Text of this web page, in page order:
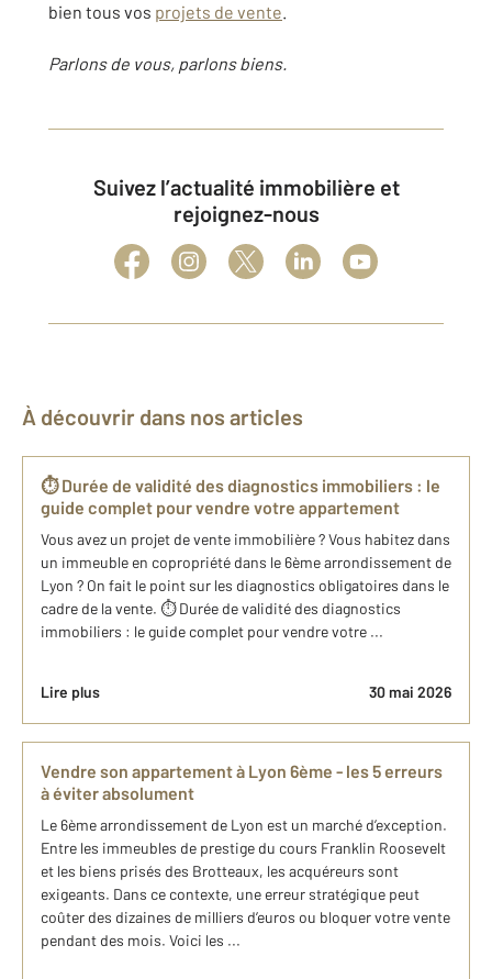
bien tous vos projets de vente.
Parlons de vous, parlons biens.
Suivez l’actualité immobilière et
rejoignez-nous
À découvrir dans nos articles
⏱️ Durée de validité des diagnostics immobiliers : le
guide complet pour vendre votre appartement
Vous avez un projet de vente immobilière ? Vous habitez dans
un immeuble en copropriété dans le 6ème arrondissement de
Lyon ? On fait le point sur les diagnostics obligatoires dans le
cadre de la vente. ⏱️ Durée de validité des diagnostics
immobiliers : le guide complet pour vendre votre ...
Lire plus 30 mai 2026
Vendre son appartement à Lyon 6ème - les 5 erreurs
à éviter absolument
Le 6ème arrondissement de Lyon est un marché d’exception.
Entre les immeubles de prestige du cours Franklin Roosevelt
et les biens prisés des Brotteaux, les acquéreurs sont
exigeants. Dans ce contexte, une erreur stratégique peut
coûter des dizaines de milliers d’euros ou bloquer votre vente
pendant des mois. Voici les ...